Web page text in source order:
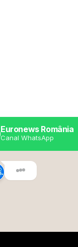
Euronews România
Canal WhatsApp
Despre Euronews